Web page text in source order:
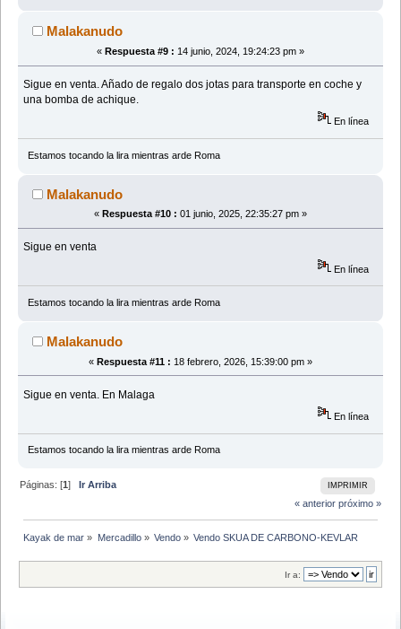
Malakanudo
« Respuesta #9 : 14 junio, 2024, 19:24:23 pm »
Sigue en venta. Añado de regalo dos jotas para transporte en coche y
una bomba de achique.
En línea
Estamos tocando la lira mientras arde Roma
Malakanudo
« Respuesta #10 : 01 junio, 2025, 22:35:27 pm »
Sigue en venta
En línea
Estamos tocando la lira mientras arde Roma
Malakanudo
« Respuesta #11 : 18 febrero, 2026, 15:39:00 pm »
Sigue en venta. En Malaga
En línea
Estamos tocando la lira mientras arde Roma
IMPRIMIR
Páginas: [1]Ir Arriba
« anterior próximo »
Kayak de mar » Mercadillo» Vendo» Vendo SKUA DE CARBONO-KEVLAR
Ir a: